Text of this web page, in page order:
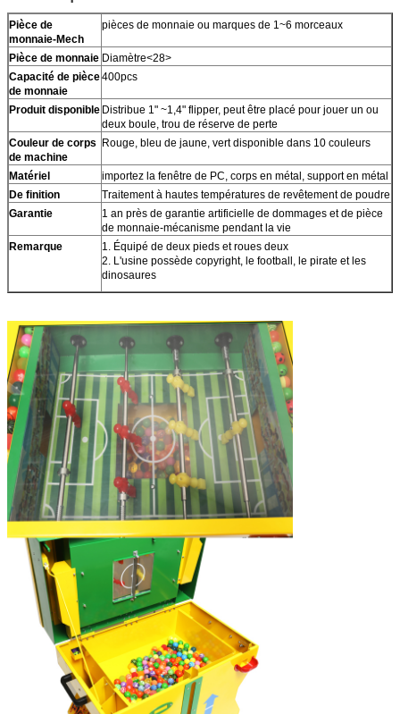
Pièce de
monnaie-Mech
pièces de monnaie ou marques de 1~6 morceaux
Pièce de monnaie Diamètre<28>
Capacité de pièce
de monnaie
400pcs
Produit disponible Distribue 1" ~1,4" flipper, peut être placé pour jouer un ou
deux boule, trou de réserve de perte
Couleur de corps
de machine
Rouge, bleu de jaune, vert disponible dans 10 couleurs
Matériel
importez la fenêtre de PC, corps en métal, support en métal
De finition
Traitement à hautes températures de revêtement de poudre
Garantie
1 an près de garantie artificielle de dommages et de pièce
de monnaie-mécanisme pendant la vie
Remarque
1. Équipé de deux pieds et roues deux
2. L'usine possède copyright, le football, le pirate et les
dinosaures